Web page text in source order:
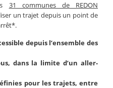
31 communes de REDON
un trajet depuis un point de
depuis l’ensemble des
dans la limite d’un aller-
pour les trajets, entre